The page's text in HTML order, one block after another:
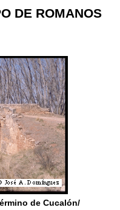
DE ROMANOS
de Cucalón/